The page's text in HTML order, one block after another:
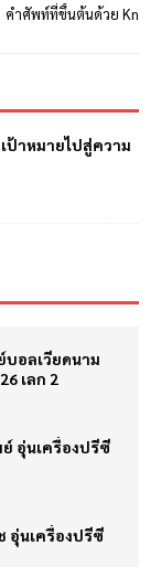
คำศัพท์ที่ขึ้นต้นด้วย Kn
ป้าหมายไปสู่ความ
บอลเวียดนาม
เลก 2
อุ่นเครื่องปรีซี
อุ่นเครื่องปรีซี